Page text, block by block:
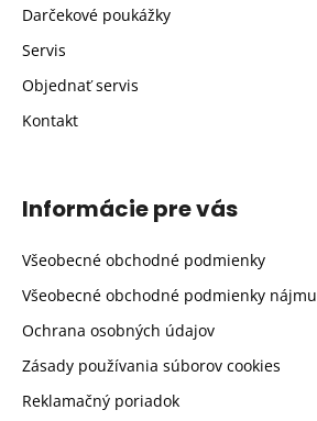
Darčekové poukážky
Servis
Objednať servis
Kontakt
Informácie pre vás
Všeobecné obchodné podmienky
Všeobecné obchodné podmienky nájmu
Ochrana osobných údajov
Zásady používania súborov cookies
Reklamačný poriadok